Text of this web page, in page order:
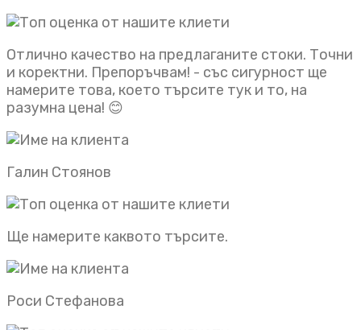
Отлично качество на предлаганите стоки. Точни
и коректни. Препоръчвам! - със сигурност ще
намерите това, което търсите тук и то, на
разумна цена! 😊
Галин Стоянов
Ще намерите каквото търсите.
Роси Стефанова